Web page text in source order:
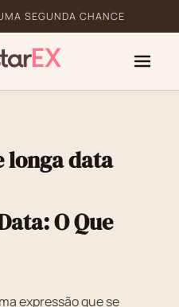
SEGUNDA CHANCE
longa data
O Que
expressão que se